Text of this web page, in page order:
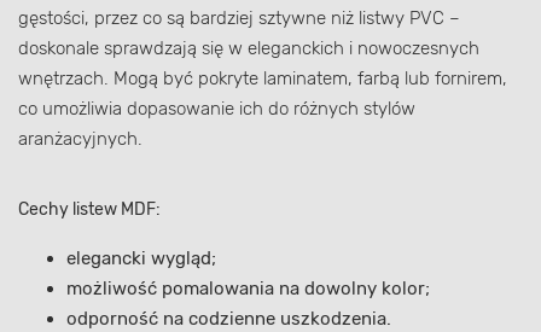
gęstości, przez co są bardziej sztywne niż listwy PVC –
doskonale sprawdzają się w eleganckich i nowoczesnych
wnętrzach. Mogą być pokryte laminatem, farbą lub fornirem,
co umożliwia dopasowanie ich do różnych stylów
aranżacyjnych.
Cechy listew MDF:
elegancki wygląd;
możliwość pomalowania na dowolny kolor;
odporność na codzienne uszkodzenia.